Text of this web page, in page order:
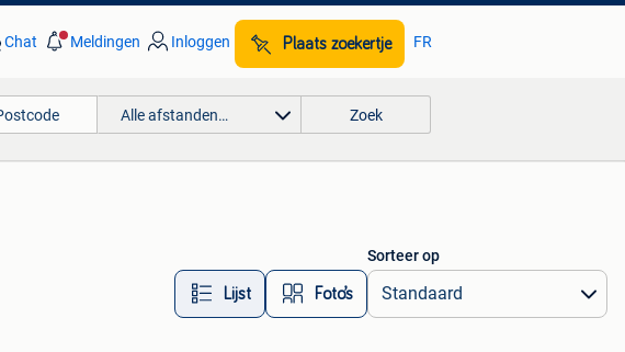
Chat Meldingen Inloggen Plaats zoekertje FR
Alle afstanden… Zoek
Lijst Foto’s
Sorteer op